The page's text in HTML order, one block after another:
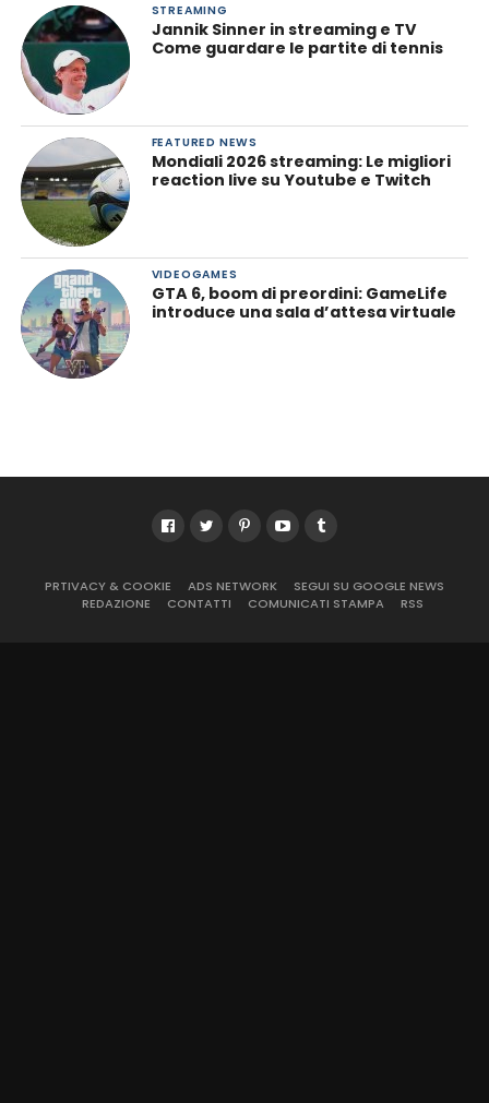
STREAMING
Jannik Sinner in streaming e TV
Come guardare le partite di tennis
FEATURED NEWS
Mondiali 2026 streaming: Le migliori
reaction live su Youtube e Twitch
VIDEOGAMES
GTA 6, boom di preordini: GameLife
introduce una sala d’attesa virtuale
PRTIVACY & COOKIE ADS NETWORK
SEGUI SU GOOGLE NEWS
REDAZIONE
CONTATTI COMUNICATI STAMPA RSS